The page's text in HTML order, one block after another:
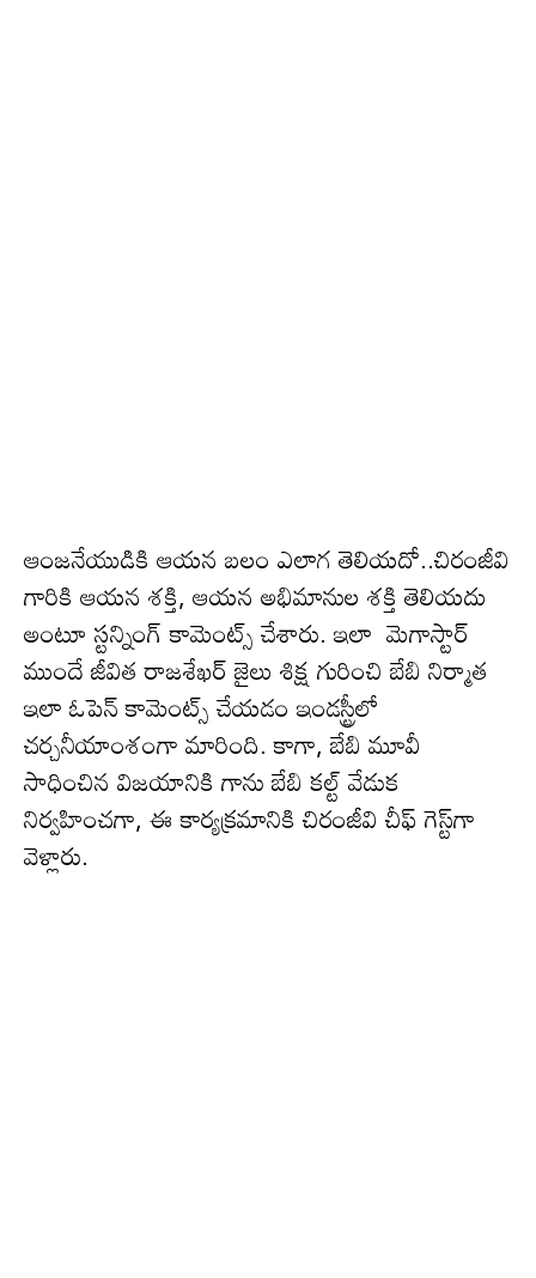
ఆంజనేయుడికి ఆయన బలం ఎలాగ తెలియ‌దో..చిరంజీవి
గారికి ఆయన శక్తి, ఆయన అభిమానుల శక్తి తెలియదు
అంటూ స్ట‌న్నింగ్ కామెంట్స్ చేశారు. ఇలా మెగాస్టార్
ముందే జీవిత రాజశేఖర్ జైలు శిక్ష గురించి బేబి నిర్మాత
ఇలా ఓపెన్ కామెంట్స్ చేయ‌డం ఇండ‌స్ట్రీలో
చ‌ర్చ‌నీయాంశంగా మారింది. కాగా, బేబి మూవీ
సాధించిన విజ‌యానికి గాను బేబి క‌ల్ట్ వేడుక
నిర్వ‌హించ‌గా, ఈ కార్య‌క్ర‌మానికి చిరంజీవి చీఫ్ గెస్ట్‌గా
వెళ్లారు.